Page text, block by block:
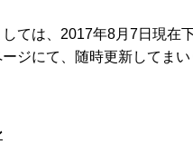
ては、2017年8月7日現在
ジにて、随時更新してま